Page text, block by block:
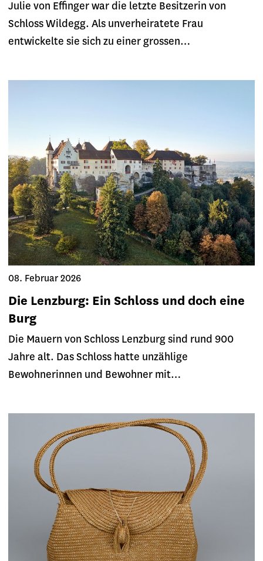
Julie von Effinger war die letzte Besitzerin von
Schloss Wildegg. Als unverheiratete Frau
entwickelte sie sich zu einer grossen…
08. Februar 2026
Die Lenzburg: Ein Schloss und doch eine
Burg
Die Mauern von Schloss Lenzburg sind rund 900
Jahre alt. Das Schloss hatte unzählige
Bewohnerinnen und Bewohner mit…